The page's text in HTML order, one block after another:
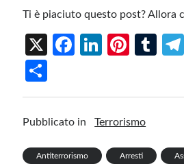
Ti è piaciuto questo post? Allora
X
Fa
o
k
Li
n
Pi
t
T
h
ar
Pubblicato in Terrorismo
Antiterrorismo Arresti